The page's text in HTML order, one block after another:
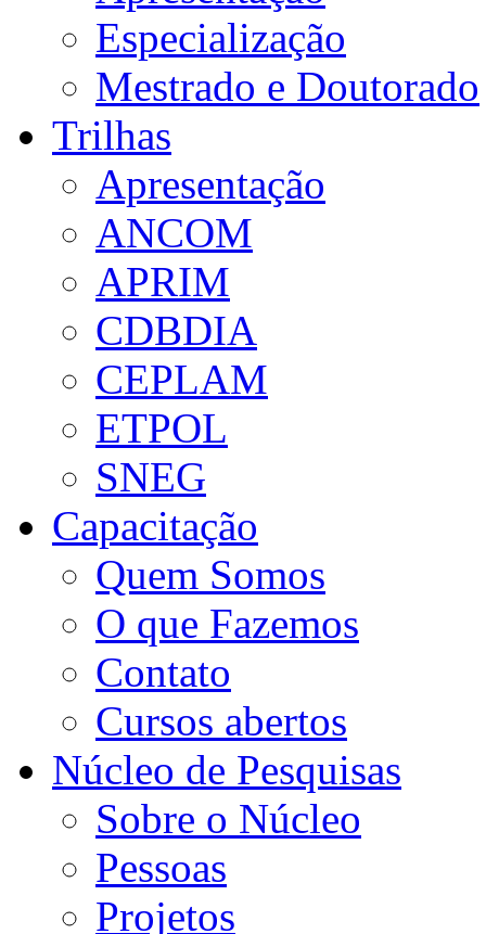
Especialização
Mestrado e Doutorado
Trilhas
Apresentação
ANCOM
APRIM
CDBDIA
CEPLAM
ETPOL
SNEG
Capacitação
Quem Somos
O que Fazemos
Contato
Cursos abertos
Núcleo de Pesquisas
Sobre o Núcleo
Pessoas
Projetos